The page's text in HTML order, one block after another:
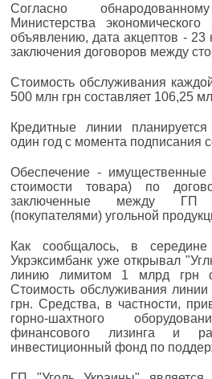
Согласно
Министерства
объявлению, дата акцептов - 23
заключения договоров между
Стоимость обслуживания
500 млн грн составляет 106,25
Кредитные линии
один год с момента подписания
Обеспечение -
стоимости товара) по
заключенные между ГП
(покупателями) угольной
Как сообщалось, в
Укрэксимбанк уже открывал
линию лимитом 1 млрд грн
Стоимость обслуживания
грн. Средства, в частности,
горно-шахтного
финансового лизинга и
инвестиционный фонд по